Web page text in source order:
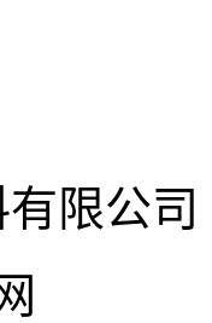
有限公